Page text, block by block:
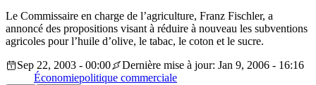
Le Commissaire en charge de l’agriculture, Franz Fischler, a
annoncé des propositions visant à réduire à nouveau les subventions
agricoles pour l’huile d’olive, le tabac, le coton et le sucre.
Sep 22, 2003 - 00:00
Dernière mise à jour: Jan 9, 2006 - 16:16
Économiepolitique commerciale